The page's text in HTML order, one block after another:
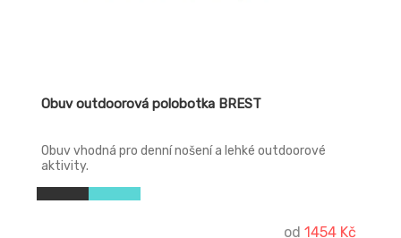
Obuv outdoorová polobotka BREST
Obuv vhodná pro denní nošení a lehké outdoorové
aktivity.
od 1454 Kč